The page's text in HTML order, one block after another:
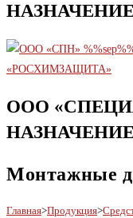
ООО
Монтажные
Главная>Продукция>